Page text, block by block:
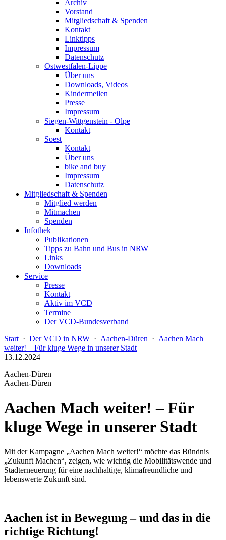
Archiv
Vorstand
Mitgliedschaft & Spenden
Kontakt
Linktipps
Impressum
Datenschutz
Ostwestfalen-Lippe
Über uns
Downloads, Videos
Kindermeilen
Presse
Impressum
Siegen-Wittgenstein - Olpe
Kontakt
Soest
Kontakt
Über uns
bike and buy
Impressum
Datenschutz
Mitgliedschaft & Spenden
Mitglied werden
Mitmachen
Spenden
Infothek
Publikationen
Tipps zu Bahn und Bus in NRW
Links
Downloads
Service
Presse
Kontakt
Aktiv im VCD
Termine
Der VCD-Bundesverband
Start · Der VCD in NRW · Aachen-Düren · Aachen Mach
weiter! – Für kluge Wege in unserer Stadt
13.12.2024
Aachen-Düren
Aachen-Düren
Aachen Mach weiter! – Für
kluge Wege in unserer Stadt
Mit der Kampagne „Aachen Mach weiter!“ möchte das Bündnis
„Zukunft Machen“, zeigen, wie wichtig die Mobilitätswende und
Stadterneuerung für eine nachhaltige, klimafreundliche und
lebenswerte Zukunft sind.
Aachen ist in Bewegung – und das in die
richtige Richtung!